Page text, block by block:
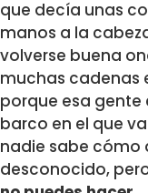
que decía unas
manos a la
volverse buena
muchas cadenas
porque esa gente
barco en el que
nadie sabe cómo
desconocido,